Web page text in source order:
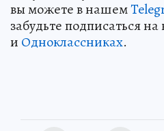
Обсудить эту новость и
вы можете в нашем
забудьте подписаться на